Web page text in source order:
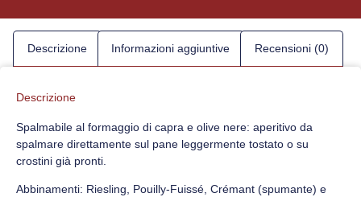
Descrizione Informazioni aggiuntive Recensioni (0)
Descrizione
Spalmabile al formaggio di capra e olive nere: aperitivo da
spalmare direttamente sul pane leggermente tostato o su
crostini già pronti.
Abbinamenti: Riesling, Pouilly-Fuissé, Crémant (spumante) e